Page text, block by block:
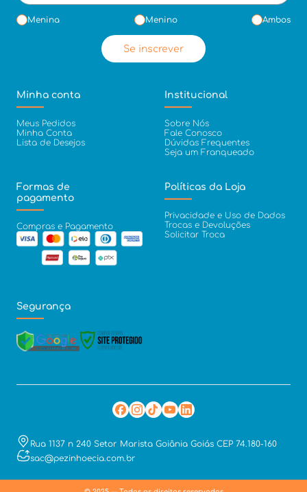
Menina Menino Ambos
Se inscrever
Minha conta
Meus Pedidos
Minha Conta
Lista de Desejos
Institucional
Sobre Nós
Fale Conosco
Dúvidas Frequentes
Seja um Franqueado
Formas de
pagamento
Compras e Pagamento
Políticas da Loja
Privacidade e Uso de Dados
Trocas e Devoluções
Solicitar Troca
Segurança
Rua 1137 n 240 Setor Marista Goiânia Goiás CEP 74.180-160
sac@pezinhoecia.com.br